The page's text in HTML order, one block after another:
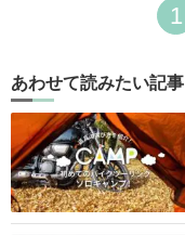
1
あわせて読みたい記事